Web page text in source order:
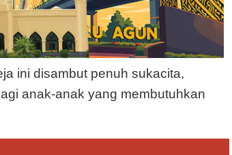
ini disambut penuh sukacita,
anak-anak yang membutuhkan